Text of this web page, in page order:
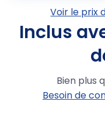
.net
.org
Voir le prix
Inclus
Bien plus
Besoin de